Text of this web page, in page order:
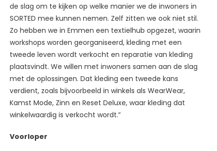
de slag om te kijken op welke manier we de inwoners in
SORTED mee kunnen nemen. Zelf zitten we ook niet stil.
Zo hebben we in Emmen een textielhub opgezet, waarin
workshops worden georganiseerd, kleding met een
tweede leven wordt verkocht en reparatie van kleding
plaatsvindt. We willen met inwoners samen aan de slag
met de oplossingen. Dat kleding een tweede kans
verdient, zoals bijvoorbeeld in winkels als WearWear,
Kamst Mode, Zinn en Reset Deluxe, waar kleding dat
winkelwaardig is verkocht wordt.”
Voorloper